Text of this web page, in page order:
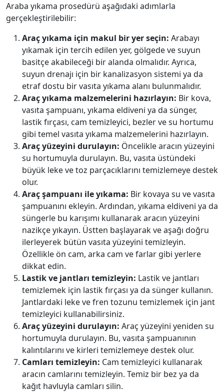
Araba yıkama prosedürü aşağıdaki adımlarla
gerçekleştirilebilir:
Araç yıkama için makul bir yer seçin: Arabayı
yıkamak için tercih edilen yer, gölgede ve suyun
basitçe akabileceği bir alanda olmalıdır. Ayrıca,
suyun drenajı için bir kanalizasyon sistemi ya da
etraf dostu bir vasıta yıkama alanı bulunmalıdır.
Araç yıkama malzemelerini hazırlayın: Bir kova,
vasıta şampuanı, yıkama eldiveni ya da sünger,
lastik fırçası, cam temizleyici, bezler ve su hortumu
gibi temel vasıta yıkama malzemelerini hazırlayın.
Araç yüzeyini durulayın: Öncelikle aracın yüzeyini
su hortumuyla durulayın. Bu, vasıta üstündeki
büyük leke ve toz parçacıklarını temizlemeye destek
olur.
Araç şampuanı ile yıkama: Bir kovaya su ve vasıta
şampuanını ekleyin. Ardından, yıkama eldiveni ya da
süngerle bu karışımı kullanarak aracın yüzeyini
nazikçe yıkayın. Üstten başlayarak ve aşağı doğru
ilerleyerek bütün vasıta yüzeyini temizleyin.
Özellikle ön cam, arka cam ve farlar gibi yerlere
dikkat edin.
Lastik ve jantları temizleyin: Lastik ve jantları
temizlemek için lastik fırçası ya da sünger kullanın.
Jantlardaki leke ve fren tozunu temizlemek için jant
temizleyici kullanabilirsiniz.
Araç yüzeyini durulayın: Araç yüzeyini yeniden su
hortumuyla durulayın. Bu, vasıta şampuanının
kalıntılarını ve kirleri temizlemeye destek olur.
Camları temizleyin: Cam temizleyici kullanarak
aracın camlarını temizleyin. Temiz bir bez ya da
kağıt havluyla camları silin.